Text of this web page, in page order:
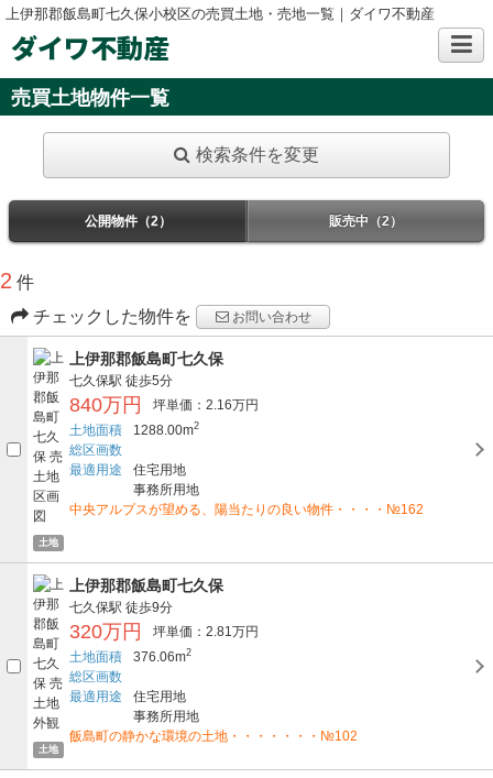
上伊那郡飯島町七久保小校区の売買土地・売地一覧｜ダイワ不動産
ダイワ不動産
売買土地物件一覧
検索条件を変更
公開物件（2） 販売中（2）
2 件
チェックした物件を
お問い合わせ
土地
上伊那郡飯島町七久保
七久保駅 徒歩5分
840万円
坪単価：2.16万円
土地面積
1288.00m2
総区画数
最適用途
住宅用地
事務所用地
中央アルプスが望める、陽当たりの良い物件・・・・№162
土地
上伊那郡飯島町七久保
七久保駅 徒歩9分
320万円
坪単価：2.81万円
土地面積
376.06m2
総区画数
最適用途
住宅用地
事務所用地
飯島町の静かな環境の土地・・・・・・・№102